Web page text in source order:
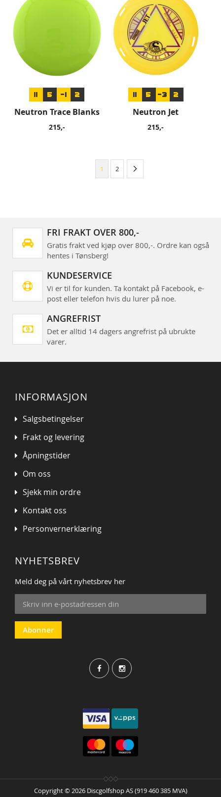
11 5 -1 2
Neutron Trace Blanks
215,-
11 5 -3 2
Neutron Jet
215,-
1 2
FRI FRAKT OVER 800,-
Gratis frakt ved kjøp over 800,-. Ordre kan også
hentes i Tønsberg!
KUNDESERVICE
Vi er til for kunden. Ta kontakt på Facebook, e-
post eller telefon hvis du lurer på noe.
ANGREFRIST
Det er alltid 14 dagers angrefrist på ubrukte
varer.
INFORMASJON
Salgsbetingelser
Frakt og levering
Åpningstider
Om oss
Sjekk min ordre
Kontakt oss
Personvernerklæring
NYHETSBREV
Meld deg på vårt nyhetsbrev her
Sign
Up
for
Our
Newsletter:
Abonner
Copyright © 2026 Discgolfshop AS (919 460 385 MVA)